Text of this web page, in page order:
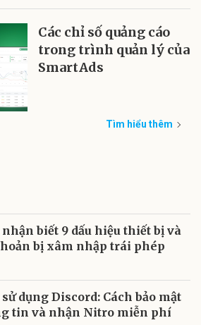
Các chỉ số quảng cáo
trong trình quản lý của
SmartAds
Tìm hiểu thêm
nhận biết 9 dấu hiệu thiết bị và
bị xâm nhập trái phép
dụng Discord: Cách bảo mật
tin và nhận Nitro miễn phí